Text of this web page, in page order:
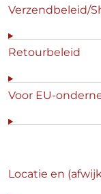
Verzendbeleid/
Retourbeleid
Voor EU-
Locatie en